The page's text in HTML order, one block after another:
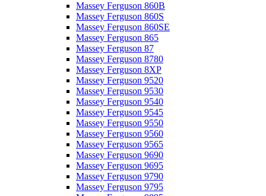
Massey Ferguson 860B
Massey Ferguson 860S
Massey Ferguson 860SE
Massey Ferguson 865
Massey Ferguson 87
Massey Ferguson 8780
Massey Ferguson 8XP
Massey Ferguson 9520
Massey Ferguson 9530
Massey Ferguson 9540
Massey Ferguson 9545
Massey Ferguson 9550
Massey Ferguson 9560
Massey Ferguson 9565
Massey Ferguson 9690
Massey Ferguson 9695
Massey Ferguson 9790
Massey Ferguson 9795